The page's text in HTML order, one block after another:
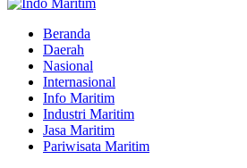
Beranda
Daerah
Nasional
Internasional
Info Maritim
Industri Maritim
Jasa Maritim
Pariwisata Maritim